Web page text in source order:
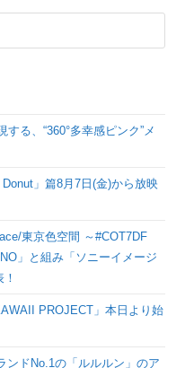
る、“360°多幸感ピンク”メ
」篇8月7日(金)から放映
東京色空間 ～#COT7DF
」と組み「ソニーイメージ
PROJECT」本日より始
ンドNo.1の「ルルルン」のア